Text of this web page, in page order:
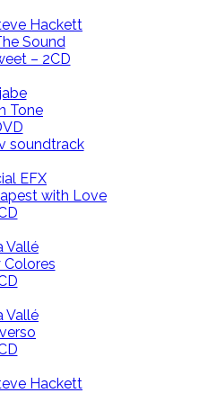
Hackett
Sound
– 2CD
Tone
soundtrack
EFX
with Love
Vallé
Colores
Vallé
Hackett